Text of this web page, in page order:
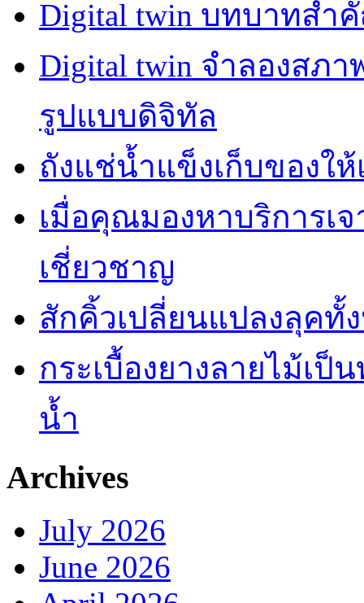
Digital twin บทบาทสำ
Digital twin จำลองสภ
รูปแบบดิจิทัล
ถังแช่น้ำแข็งเก็บของให้
เมื่อคุณมองหาบริการเ
เชี่ยวชาญ
สักคิ้วเปลี่ยนแปลงลุคทั้
กระเบื้องยางลายไม้เ
น้ำ
Archives
July 2026
June 2026